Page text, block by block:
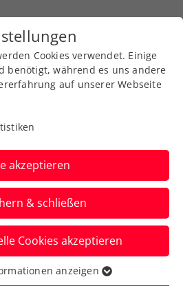
Schwärzler
viel“ gegen
1 der
Italien im Semifinale
Luis Pinter in Cakovec im
Cookies verwendet. Einige
benötigt, während es uns andere
auf unserer Webseite
akzeptieren
& schließen
Cookies akzeptieren
für grundlegende
anzeigen